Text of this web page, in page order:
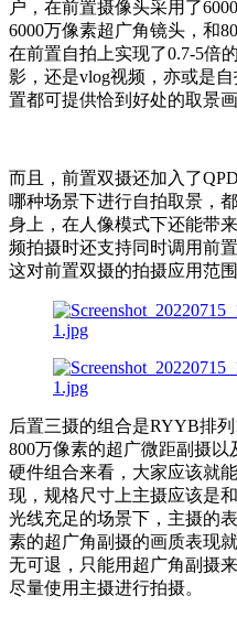
户，在前置摄像头采用了
6000万像素超广角镜头，和
在前置自拍上实现了0.7-5倍
影，还是vlog视频，亦或是
置都可提供恰到好处的取景画
而且，前置双摄还加入了
哪种场景下进行自拍取景，
身上，在人像模式下还能带
频拍摄时还支持同时调用前
这对前置双摄的拍摄应用范围
后置三摄的组合是RYYB排
800万像素的超广微距副摄
硬件组合来看，大家应该就
现，规格尺寸上主摄应该是
光线充足的场景下，主摄的
素的超广角副摄的画质表现
无可退，只能用超广角副摄
尽量使用主摄进行拍摄。